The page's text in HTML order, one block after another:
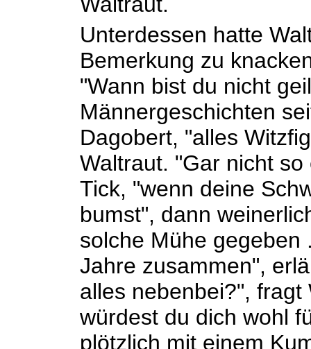
Unterdessen hatte
Bemerkung zu
"Wann bist du nicht
Männergeschichten
Dagobert, "alles
Waltraut. "Gar nicht
Tick, "wenn deine
bumst", dann
solche Mühe gegeben
Jahre zusammen",
alles nebenbei?", fragt
würdest du dich wohl
plötzlich mit einem